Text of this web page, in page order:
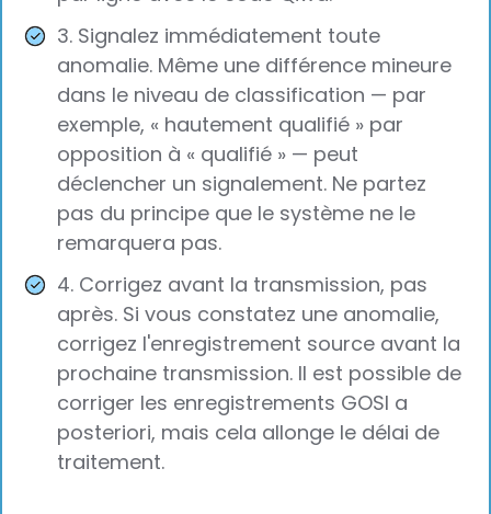
3. Signalez immédiatement toute
anomalie. Même une différence mineure
dans le niveau de classification — par
exemple, « hautement qualifié » par
opposition à « qualifié » — peut
déclencher un signalement. Ne partez
pas du principe que le système ne le
remarquera pas.
4. Corrigez avant la transmission, pas
après. Si vous constatez une anomalie,
corrigez l'enregistrement source avant la
prochaine transmission. Il est possible de
corriger les enregistrements GOSI a
posteriori, mais cela allonge le délai de
traitement.